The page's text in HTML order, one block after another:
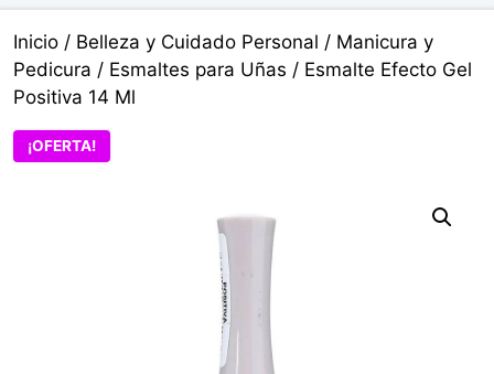
Inicio / Belleza y Cuidado Personal / Manicura y
Pedicura / Esmaltes para Uñas / Esmalte Efecto Gel
Positiva 14 Ml
¡OFERTA!